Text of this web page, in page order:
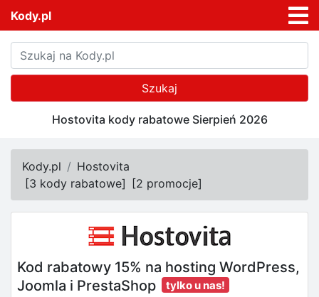
Kody.pl
Szukaj
Hostovita kody rabatowe Sierpień 2026
Kody.pl
Hostovita
[3 kody rabatowe] [2 promocje]
Kod rabatowy 15% na hosting WordPress,
Joomla i PrestaShop
tylko u nas!